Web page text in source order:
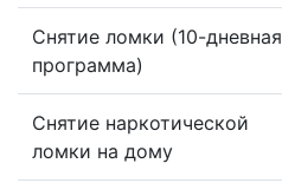
Снятие ломки (10-дневная
программа)
Снятие наркотической
ломки на дому